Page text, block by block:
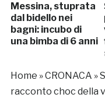
Messina, stuprata
dal bidello nei
bagni: incubo di
una bimba di 6 anni
Home »CRONACA »
racconto choc della